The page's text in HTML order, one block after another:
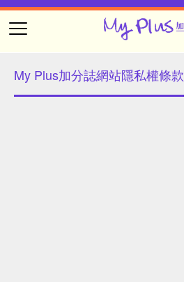
My Plus加分誌網站隱私權條款